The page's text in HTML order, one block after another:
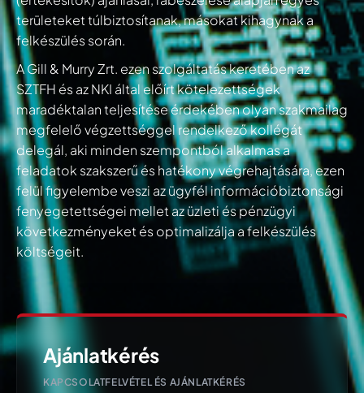
területeket túlbiztosítanak, másokat kihagynak a
felkészülés során.
A Gill & Murry Zrt. ezen szolgáltatás keretében az
SZTFH és az NKI által előírt kötelezettségek
maradéktalan teljesítése érdekében olyan szakmailag
megfelelő végzettséggel rendelkező kollégát
delegál, aki minden szempontból alkalmas a
feladatok szakszerű és hatékony végrehajtására, ezen
felül figyelembe veszi az ügyfél információbiztonsági
fenyegetettségei mellet az üzleti és pénzügyi
következményeket és optimalizálja a felkészülés
költségeit.
Ajánlatkérés
KAPCSOLATFELVÉTEL ÉS AJÁNLATKÉRÉS